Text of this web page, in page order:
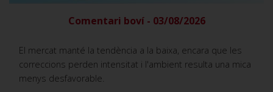
Comentari boví - 03/08/2026
El mercat manté la tendència a la baixa, encara que les
correccions perden intensitat i l'ambient resulta una mica
menys desfavorable.